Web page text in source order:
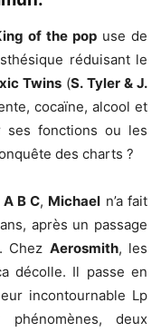
of the pop use de
réduisant le
Twins (S. Tyler & J.
cocaïne, alcool et
ses fonctions ou les
des charts ?
A B C, Michael n’a fait
après un passage
Chez Aerosmith, les
décolle. Il passe en
incontournable Lp
deux